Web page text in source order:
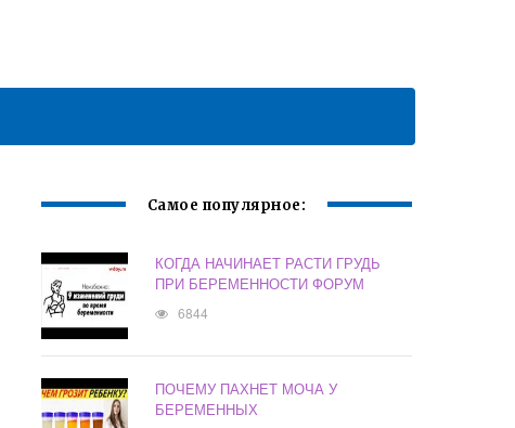
Самое популярное:
КОГДА НАЧИНАЕТ РАСТИ ГРУДЬ
ПРИ БЕРЕМЕННОСТИ ФОРУМ
6844
ПОЧЕМУ ПАХНЕТ МОЧА У
БЕРЕМЕННЫХ